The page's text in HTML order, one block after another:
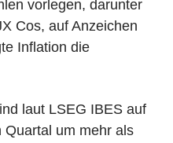
vorlegen, darunter
Cos, auf Anzeichen
Inflation die
laut LSEG IBES auf
um mehr als